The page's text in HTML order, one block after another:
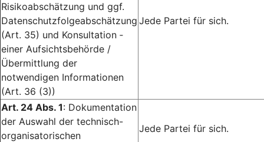
Risikoabschätzung und ggf.
Datenschutzfolgeabschätzung
(Art. 35) und Konsultation ­
einer Aufsichtsbehörde /
Übermittlung der
notwendigen Informationen
(Art. 36 (3))
Jede Partei für sich.
Art. 24 Abs. 1: Dokumentation
der Auswahl der technisch-
organisatorischen
Jede Partei für sich.